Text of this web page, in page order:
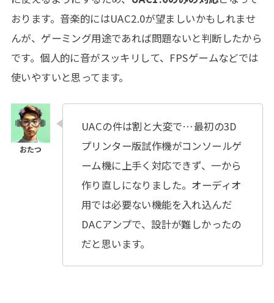
おります。音楽的にはUAC2.0が望ましいかもしれませ
んが、ゲーミング用途であれば問題ないと判断したから
です。個人的に音がスッキリして、FPSゲームなどでは
使いやすいと思ってます。
UACの件は割と大変で…最初の3D
プリンター版試作機がコンソールゲ
ーム機に上手く対応できず、一から
作り直しになりました。オーディオ
用では必要ない機能を入れ込んだ
DACアンプで、設計が難しかったの
だと思います。